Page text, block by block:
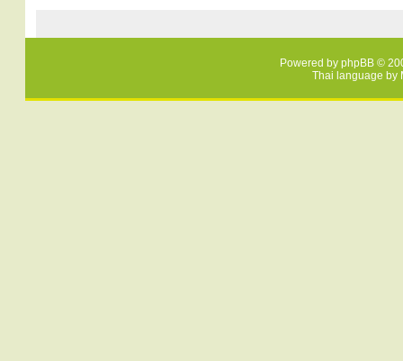
Powered by phpBB ©
Thai language by